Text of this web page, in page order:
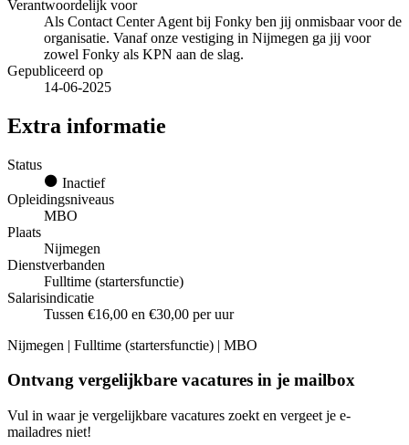
Verantwoordelijk voor
Als Contact Center Agent bij Fonky ben jij onmisbaar voor de
organisatie. Vanaf onze vestiging in Nijmegen ga jij voor
zowel Fonky als KPN aan de slag.
Gepubliceerd op
14-06-2025
Extra informatie
Status
Inactief
Opleidingsniveaus
MBO
Plaats
Nijmegen
Dienstverbanden
Fulltime (startersfunctie)
Salarisindicatie
Tussen €16,00 en €30,00 per uur
Nijmegen | Fulltime (startersfunctie) | MBO
Ontvang vergelijkbare vacatures in je mailbox
Vul in waar je vergelijkbare vacatures zoekt en vergeet je e-
mailadres niet!